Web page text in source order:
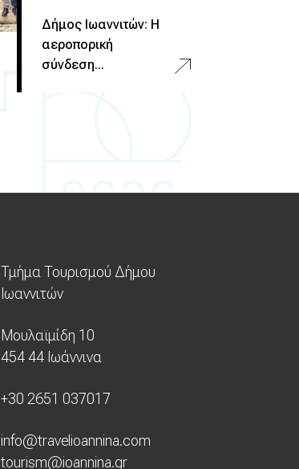
Δήμος Ιωαννιτών: Η
αεροπορική
σύνδεση...
Τμήμα Τουρισμού Δήμου
Ιωαννιτών
Μουλαϊμίδη 10
454 44 Ιωάννινα
+30 2651 037017
info@travelioannina.com
tourism@ioannina.gr